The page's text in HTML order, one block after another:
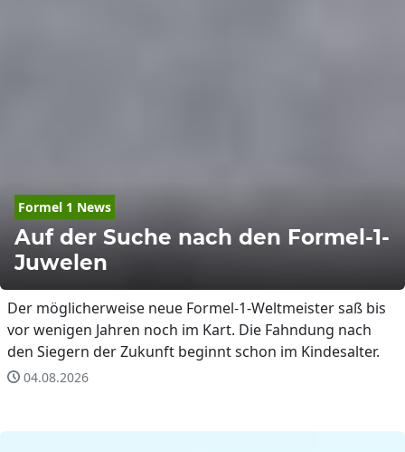
Formel 1 News
Auf der Suche nach den Formel-1-
Juwelen
Der möglicherweise neue Formel-1-Weltmeister saß bis
vor wenigen Jahren noch im Kart. Die Fahndung nach
den Siegern der Zukunft beginnt schon im Kindesalter.
04.08.2026